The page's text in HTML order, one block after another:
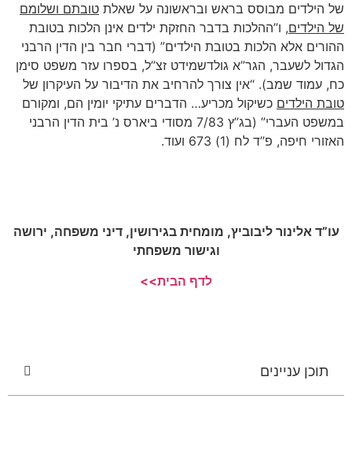
של הילדים מבוסס בראש ובראשונה על שאלת טובתם ושלומם
של הילדים, ו”ההלכות בדבר החזקת ילדים אינן הלכות בטובת
ההורים אלא הלכות בטובת הילדים” (דברי חבר בין הדין הרבני
הגדול לשעבר, הגר”א גולדשמידט זצ”ל, בספרו עזר משפט סימן
כח, עמוד שמב). “אין צורך להרחיב את הדיבור על העיקרון של
טובת הילדים כשיקול מכריע… הדברים עתיקי יומין הם, ומקורם
במשפט העברי” (בג”ץ 7/83 מסודי ביארס נ’ בית הדין הרבני
האזורי חיפה, פ”ד לח (1) 673 ועוד.
עו”ד אלינור ליבוביץ, מומחית בגירושין, דיני משפחה, ירושה
וגישור משפחתי
לדף הבית>>
תוכן עניינים